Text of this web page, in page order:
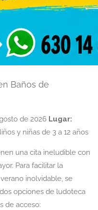
Baños de
de 2026 Lugar:
y niñas de 3 a 12 años
una cita ineludible con
Para facilitar la
inolvidable, se
opciones de ludoteca
de acceso: